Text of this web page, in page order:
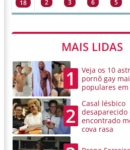
18 2 3 6 5
MAIS LIDAS
1
Veja os 10
pornô gay
populares em
2
Casal lésbico
desaparecido
encontrado
cova rasa